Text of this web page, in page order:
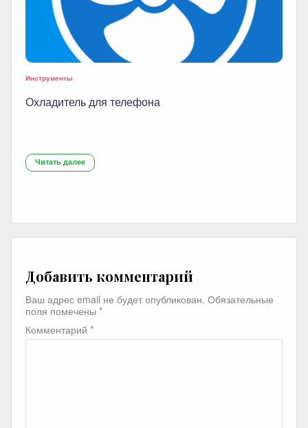
Инструменты
Охладитель для телефона
Читать далее
Добавить комментарий
Ваш адрес email не будет опубликован. Обязательные
поля помечены *
Комментарий *